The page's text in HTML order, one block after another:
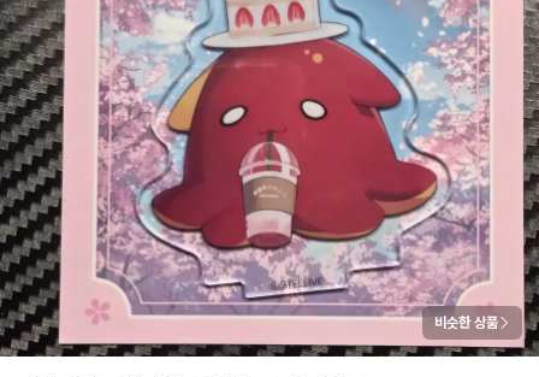
비슷한 상품